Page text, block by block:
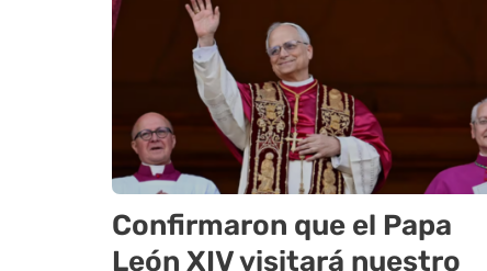
Confirmaron que el Papa
León XIV visitará nuestro